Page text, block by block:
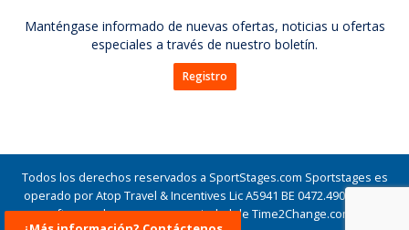
Manténgase informado de nuevas ofertas, noticias u ofertas
especiales a través de nuestro boletín.
Registro
Todos los derechos reservados a SportStages.com Sportstages es
operado por Atop Travel & Incentives Lic A5941 BE 0472.490.760 - El
software y la marca son propiedad de Time2Change.com ©